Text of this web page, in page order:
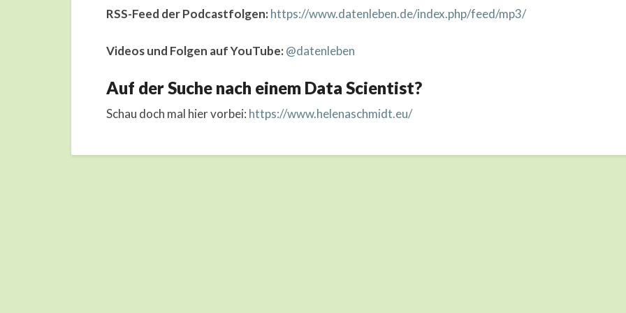
RSS-Feed der Podcastfolgen:https://www.datenleben.de/index.php/feed/mp3/
Videos und Folgen auf YouTube:@datenleben
Auf der Suche nach einem Data Scientist?
Schau doch mal hier vorbei: https://www.helenaschmidt.eu/